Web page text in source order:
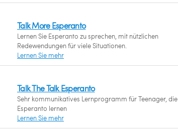
Talk More Esperanto
Lernen Sie Esperanto zu sprechen, mit nützlichen
Redewendungen für viele Situationen.
Lernen Sie mehr
Talk The Talk Esperanto
Sehr kommunikatives Lernprogramm für Teenager, die
Esperanto lernen
Lernen Sie mehr